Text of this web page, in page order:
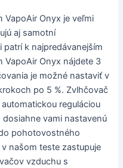
VapoAir Onyx je veľmi
aj samotní
k najpredávanejším
VapoAir Onyx nájdete 3
je možné nastaviť v
po 5 %. Zvlhčovač
reguláciou
vami nastavenú
pohotovostného
našom teste zastupuje
vzduchu s